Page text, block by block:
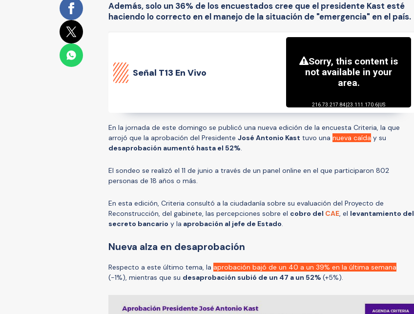
Además, solo un 36% de los encuestados cree que el presidente Kast esté
haciendo lo correcto en el manejo de la situación de "emergencia" en el país.
Señal T13 En Vivo
En la jornada de este domingo se publicó una nueva edición de la encuesta Criteria, la que
arrojó que la aprobación del Presidente José Antonio Kast tuvo una nueva caída y su
desaprobación aumentó hasta el 52%.
El sondeo se realizó el 11 de junio a través de un panel online en el que participaron 802
personas de 18 años o más.
En esta edición, Criteria consultó a la ciudadanía sobre su evaluación del Proyecto de
Reconstrucción, del gabinete, las percepciones sobre el cobro del CAE, el levantamiento del
secreto bancario y la aprobación al jefe de Estado.
Nueva alza en desaprobación
Respecto a este último tema, la aprobación bajó de un 40 a un 39% en la última semana
(-1%), mientras que su desaprobación subió de un 47 a un 52% (+5%).